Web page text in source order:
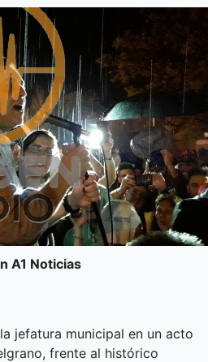
A1 Noticias
jefatura municipal en un acto
frente al histórico